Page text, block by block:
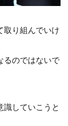
取り組んでいけ
るのではないで
識していこうと